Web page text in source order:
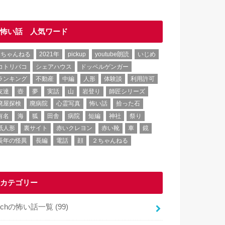
怖い話 人気ワード
ゃんねる 2021年 pickup youtube朗読
いじめ
トリバコ
シェアハウス
ドッペルゲンガー
ンキング
不動産 中編 人形 体験談
利用許可
達
壺 夢 実話 山 岩登り
師匠シリーズ
屋探検
廃病院 心霊写真 怖い話
拾った石
名
海 狐 田舎 病院 短編 神社
祭り
人形
裏サイト 赤いクレヨン 赤い靴 車
鏡
年の怪異
長編 電話 顔 ２ちゃんねる
カテゴリー
の怖い話一覧 (99)